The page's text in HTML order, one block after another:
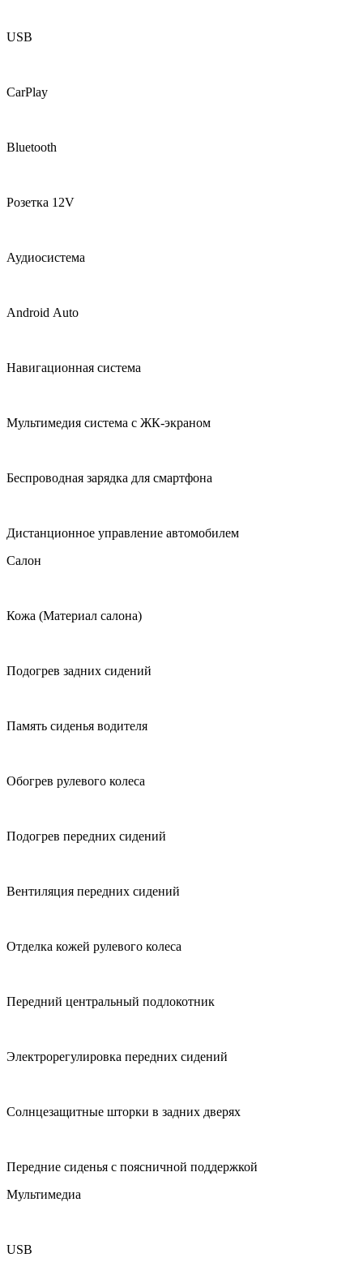
USB
CarPlay
Bluetooth
Розетка 12V
Аудиосистема
Android Auto
Навигационная система
Мультимедия система с ЖК‑экраном
Беспроводная зарядка для смартфона
Дистанционное управление автомобилем
Салон
Кожа (Материал салона)
Подогрев задних сидений
Память сиденья водителя
Обогрев рулевого колеса
Подогрев передних сидений
Вентиляция передних сидений
Отделка кожей рулевого колеса
Передний центральный подлокотник
Электрорегулировка передних сидений
Солнцезащитные шторки в задних дверях
Передние сиденья с поясничной поддержкой
Мультимедиа
USB